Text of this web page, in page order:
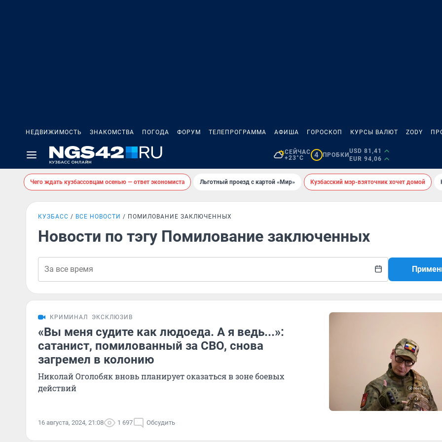
НЕДВИЖИМОСТЬ ЗНАКОМСТВА ПОГОДА ФОРУМ ТЕЛЕПРОГРАММА АФИША ГОРОСКОП КУРСЫ ВАЛЮТ ZODY
СЕЙЧАС
+23°C
4 ПРОБКИ
USD 81,41
EUR 94,06
Чего ждать кузбассовцам осенью — ответ экономиста Льготный проезд с картой «Мир» Кузбасский мэр-взяточник хочет домой
КУЗБАСС ВСЕ НОВОСТИ ПОМИЛОВАНИЕ ЗАКЛЮЧЕННЫХ
Новости по тэгу Помилование заключенных
КРИМИНАЛ ЭКСКЛЮЗИВ
«Вы меня судите как людоеда. А я ведь...»:
сатанист, помилованный за СВО, снова
загремел в колонию
Николай Оголобяк вновь планирует оказаться в зоне боевых
действий
16 августа, 2024, 21:08 1 697 Обсудить